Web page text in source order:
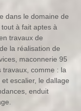
dans le domaine de
à fait aptes à
travaux de
la réalisation de
maconnerie 95
travaux, comme : la
escalier, le dallage
enduit